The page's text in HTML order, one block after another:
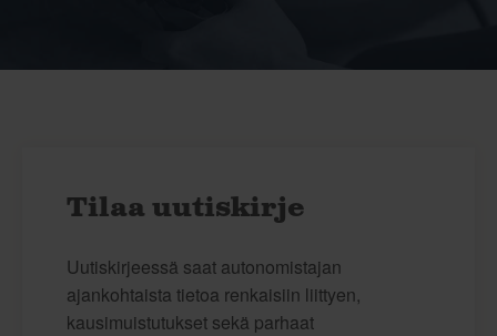
Tilaa uutiskirje
Uutiskirjeessä saat autonomistajan
ajankohtaista tietoa renkaisiin liittyen,
kausimuistutukset sekä parhaat